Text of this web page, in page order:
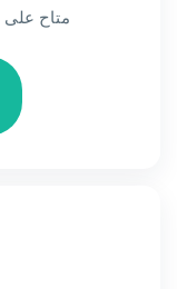
متاح على